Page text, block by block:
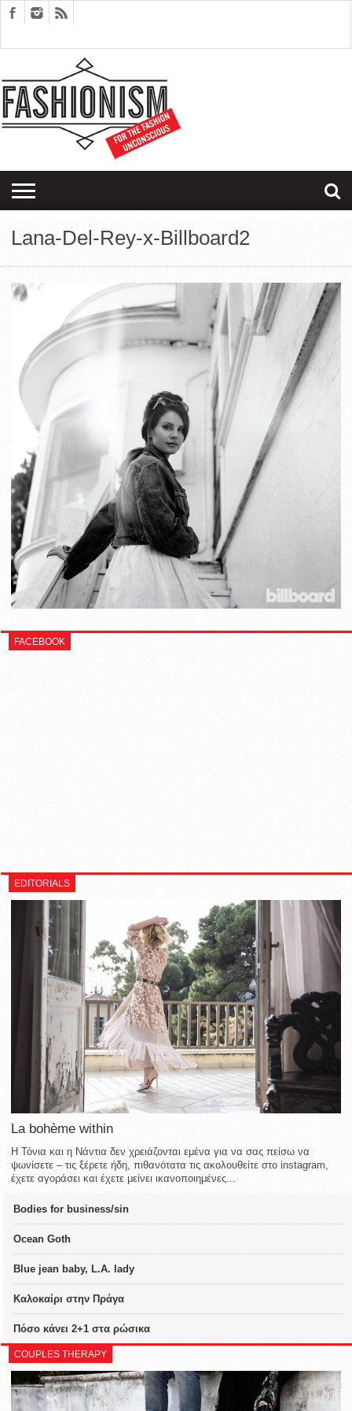
EDITORIALS
COUPLES
THERAPY
SARTORIAGRAM
Lana-Del-Rey-x-Billboard2
FACEBOOK
EDITORIALS
La bohème within
Η Τόνια και η Νάντια δεν χρειάζονται εμένα για να σας πείσω να
ψωνίσετε – τις ξέρετε ήδη, πιθανότατα τις ακολουθείτε στο instagram,
έχετε αγοράσει και έχετε μείνει ικανοποιημένες...
Bodies for business/sin
Ocean Goth
Blue jean baby, L.A. lady
Καλοκαίρι στην Πράγα
Πόσο κάνει 2+1 στα ρώσικα
COUPLES THERAPY